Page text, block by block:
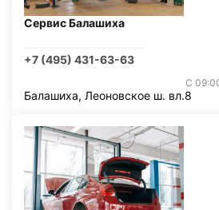
Сервис Балашиха
+7 (495) 431-63-63
С
Балашиха, Леоновское ш. вл.8